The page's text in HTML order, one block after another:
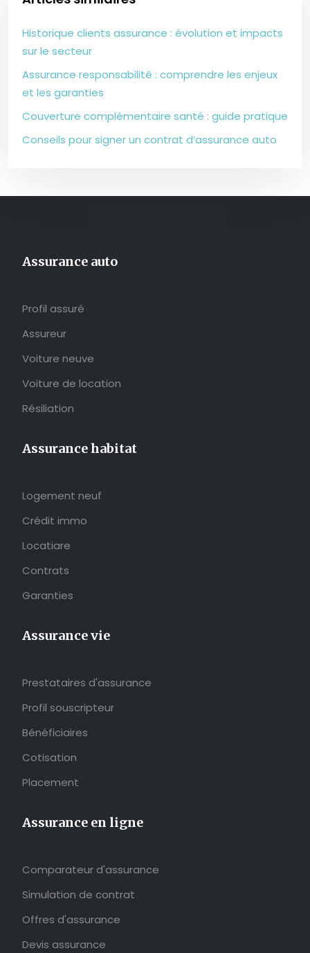
Historique clients assurance : évolution et impacts
sur le secteur
Assurance responsabilité : comprendre les enjeux
et les garanties
Couverture complémentaire santé : guide pratique
Conseils pour signer un contrat d’assurance auto
Assurance auto
Profil assuré
Assureur
Voiture neuve
Voiture de location
Résiliation
Assurance habitat
Logement neuf
Crédit immo
Locatiare
Contrats
Garanties
Assurance vie
Prestataires d'assurance
Profil souscripteur
Bénéficiaires
Cotisation
Placement
Assurance en ligne
Comparateur d'assurance
Simulation de contrat
Offres d'assurance
Devis assurance